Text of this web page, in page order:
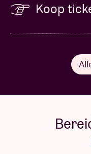
Koop